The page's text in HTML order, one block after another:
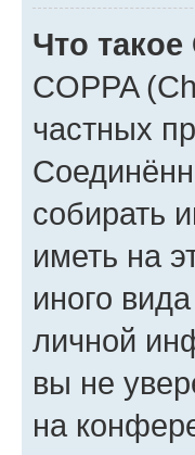
Что такое
COPPA
частных
собирать
иметь на
иного
личной
вы не
на